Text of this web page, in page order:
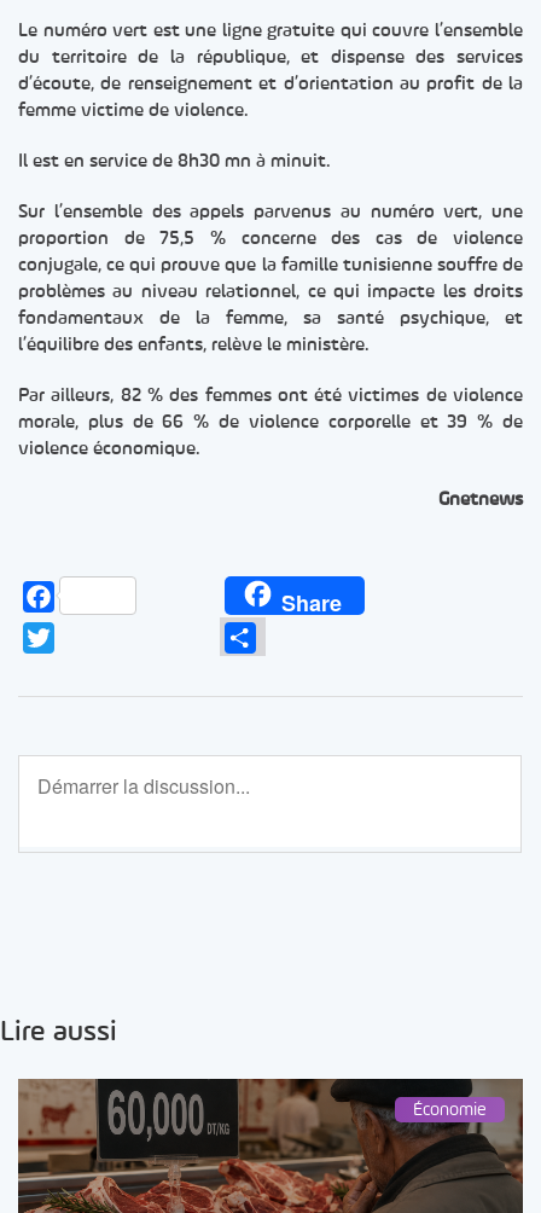
Le numéro vert est une ligne gratuite qui couvre l’ensemble
du territoire de la république, et dispense des services
d’écoute, de renseignement et d’orientation au profit de la
femme victime de violence.
Il est en service de 8h30 mn à minuit.
Sur l’ensemble des appels parvenus au numéro vert, une
proportion de 75,5 % concerne des cas de violence
conjugale, ce qui prouve que la famille tunisienne souffre de
problèmes au niveau relationnel, ce qui impacte les droits
fondamentaux de la femme, sa santé psychique, et
l’équilibre des enfants, relève le ministère.
Par ailleurs, 82 % des femmes ont été victimes de violence
morale, plus de 66 % de violence corporelle et 39 % de
violence économique.
Gnetnews
Facebook Share
Lire aussi
Économie